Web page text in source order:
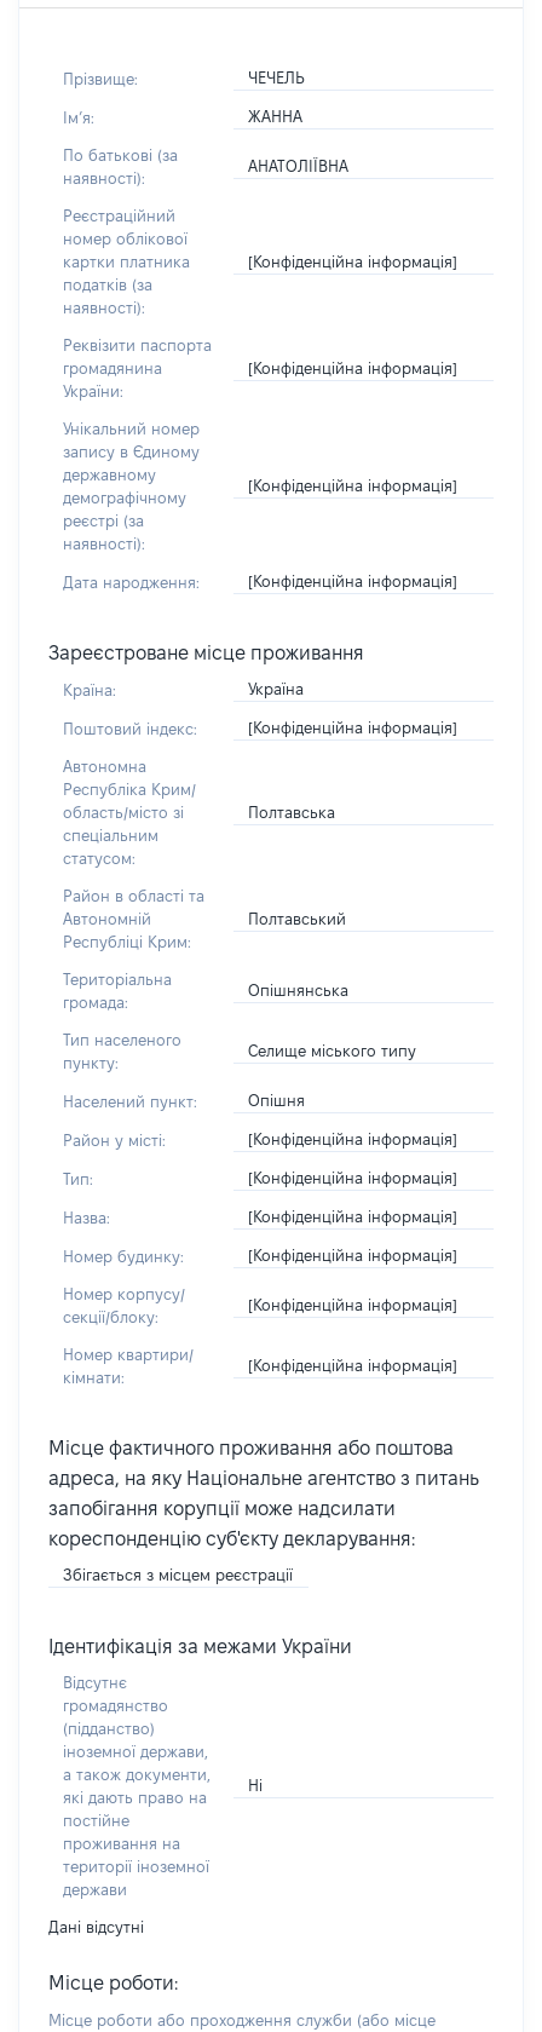
Прізвище: ЧЕЧЕЛЬ
Імʼя: ЖАННА
По батькові (за
наявності):
АНАТОЛІЇВНА
Реєстраційний
номер облікової
картки платника
податків (за
наявності):
[Конфіденційна інформація]
Реквізити паспорта
громадянина
України:
[Конфіденційна інформація]
Унікальний номер
запису в Єдиному
державному
демографічному
реєстрі (за
наявності):
[Конфіденційна інформація]
Дата народження: [Конфіденційна інформація]
Зареєстроване місце проживання
Країна: Україна
Поштовий індекс: [Конфіденційна інформація]
Автономна
Республіка Крим/
область/місто зі
спеціальним
статусом:
Полтавська
Район в області та
Автономній
Республіці Крим:
Полтавський
Територіальна
громада:
Опішнянська
Тип населеного
пункту:
Селище міського типу
Населений пункт: Опішня
Район у місті: [Конфіденційна інформація]
Тип: [Конфіденційна інформація]
Назва: [Конфіденційна інформація]
Номер будинку: [Конфіденційна інформація]
Номер корпусу/
секції/блоку:
[Конфіденційна інформація]
Номер квартири/
кімнати:
[Конфіденційна інформація]
Місце фактичного проживання або поштова
адреса, на яку Національне агентство з питань
запобігання корупції може надсилати
кореспонденцію суб'єкту декларування:
Збігається з місцем реєстрації
Ідентифікація за межами України
Відсутнє
громадянство
(підданство)
іноземної держави,
а також документи,
які дають право на
постійне
проживання на
території іноземної
держави
Ні
Дані відсутні
Місце роботи:
Місце роботи або проходження служби (або місце